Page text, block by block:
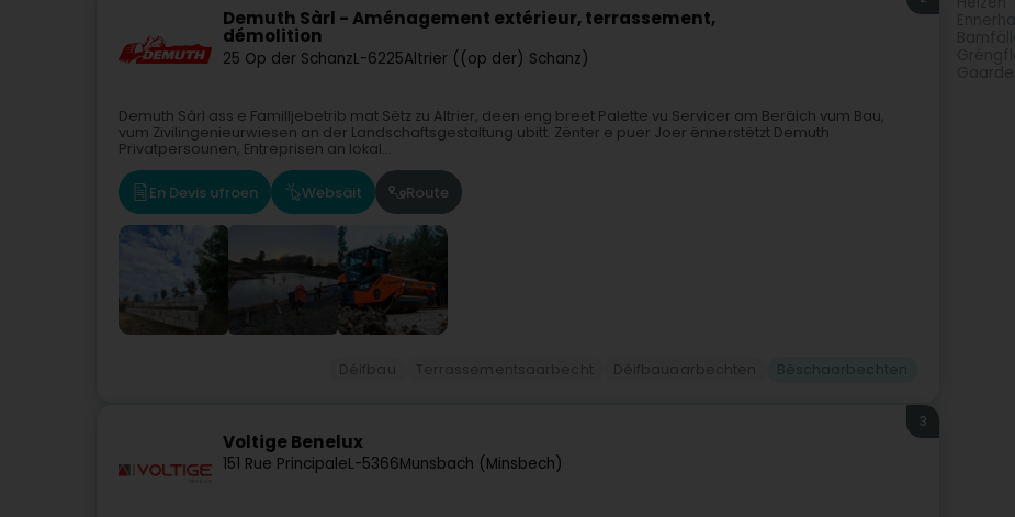
Demuth Sàrl - Aménagement extérieur, terrassement,
démolition
25 Op der SchanzL-6225Altrier ((op der) Schanz)
Demuth Sàrl ass e Familljebetrib mat Sëtz zu Altrier, deen eng breet Palette vu Servicer am Beräich vum Bau,
vum Zivilingenieurwiesen an der Landschaftsgestaltung ubitt. Zënter e puer Joer ënnerstëtzt Demuth
Privatpersounen, Entreprisen an lokal...
En Devis ufroen Websäit Route
Voltige Benelux
151 Rue PrincipaleL-5366Munsbach (Minsbech)
3